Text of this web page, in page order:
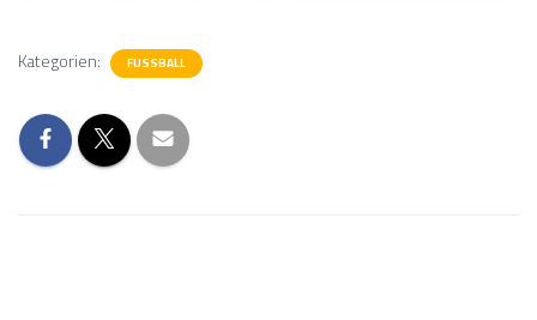
Kategorien: FUSSBALL